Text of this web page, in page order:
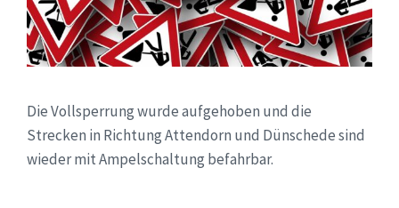
Die Vollsperrung wurde aufgehoben und die
Strecken in Richtung Attendorn und Dünschede sind
wieder mit Ampelschaltung befahrbar.